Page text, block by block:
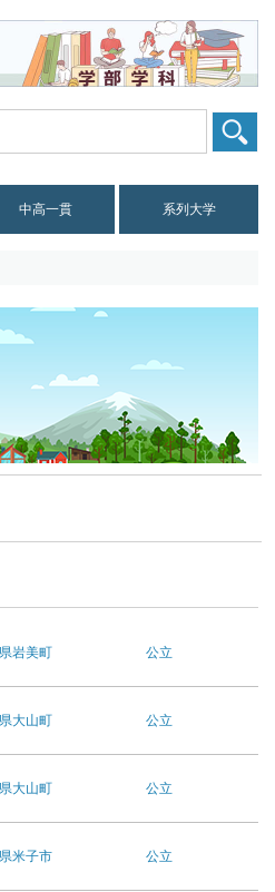
中高一貫 系列大学
岩美町 公立
大山町 公立
大山町 公立
米子市 公立